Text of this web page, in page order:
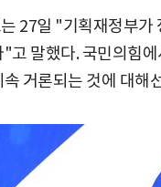
27일 "기획재정부가
고 말했다. 국민의힘
거론되는 것에 대해